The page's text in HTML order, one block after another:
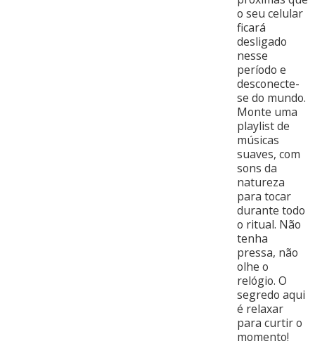
o seu celular
ficará
desligado
nesse
período e
desconecte-
se do mundo.
Monte uma
playlist de
músicas
suaves, com
sons da
natureza
para tocar
durante todo
o ritual. Não
tenha
pressa, não
olhe o
relógio. O
segredo aqui
é relaxar
para curtir o
momento!